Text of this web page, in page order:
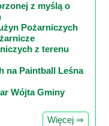
z myślą o
Pożarniczych
z terenu
na Paintball Leśna
Wójta Gminy
Więcej ⇒